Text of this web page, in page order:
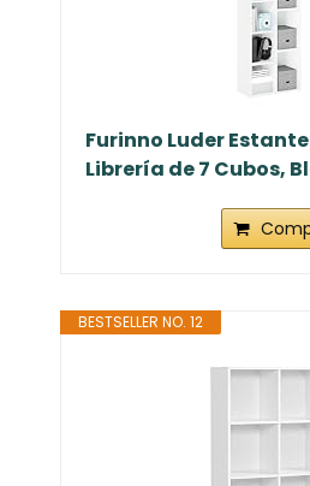
Furinno Luder
Librería de 7 Cubos,
BESTSELLER NO. 12